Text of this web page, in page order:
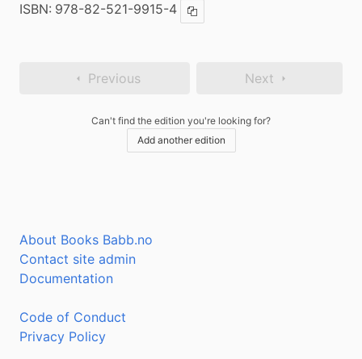
ISBN: 978-82-521-9915-4 Copy ISBN
Previous Next
Can't find the edition you're looking for?
Add another edition
About Books Babb.no
Contact site admin
Documentation
Code of Conduct
Privacy Policy